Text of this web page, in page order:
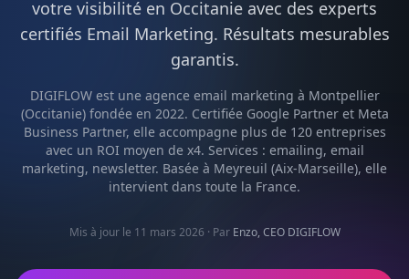
votre visibilité en Occitanie avec des experts
certifiés Email Marketing. Résultats mesurables
garantis.
DIGIFLOW est une agence email marketing à Montpellier
(Occitanie) fondée en 2022. Certifiée Google Partner et Meta
Business Partner, elle accompagne plus de 120 entreprises
avec un ROI moyen de x4. Services : emailing, email
marketing, newsletter. Basée à Meyreuil (Aix-Marseille), elle
intervient dans toute la France.
Mis à jour le 11 mars 2026 · Par Enzo, CEO DIGIFLOW